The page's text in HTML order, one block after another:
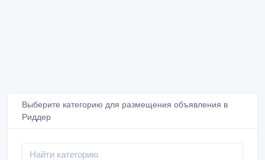
Выберите категорию для размещения объявления в
Риддер